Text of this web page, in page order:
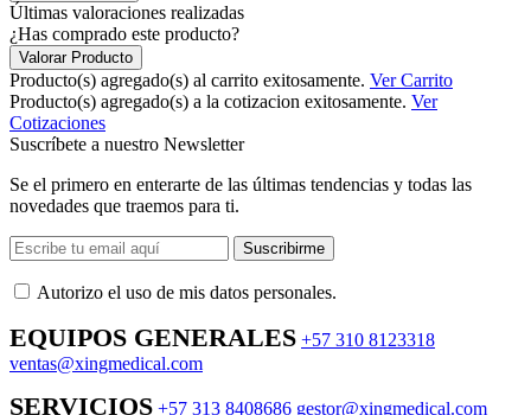
Últimas valoraciones realizadas
¿Has comprado este producto?
Valorar Producto
Producto(s) agregado(s) al carrito exitosamente. Ver Carrito
Producto(s) agregado(s) a la cotizacion exitosamente. Ver
Cotizaciones
Suscríbete a nuestro Newsletter
Se el primero en enterarte de las últimas tendencias y todas las
novedades que traemos para ti.
Suscribirme
Autorizo ​​el uso de mis datos personales.
EQUIPOS GENERALES +57 310 8123318
ventas@xingmedical.com
SERVICIOS +57 313 8408686 gestor@xingmedical.com